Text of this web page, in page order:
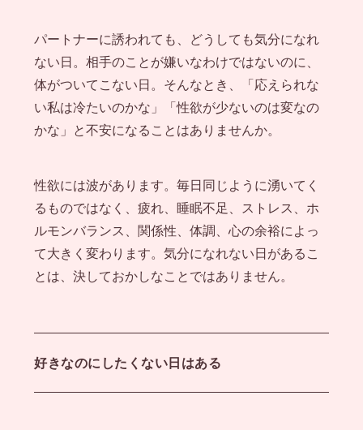
パートナーに誘われても、どうしても気分になれ
ない日。相手のことが嫌いなわけではないのに、
体がついてこない日。そんなとき、「応えられな
い私は冷たいのかな」「性欲が少ないのは変なの
かな」と不安になることはありませんか。
性欲には波があります。毎日同じように湧いてく
るものではなく、疲れ、睡眠不足、ストレス、ホ
ルモンバランス、関係性、体調、心の余裕によっ
て大きく変わります。気分になれない日があるこ
とは、決しておかしなことではありません。
好きなのにしたくない日はある